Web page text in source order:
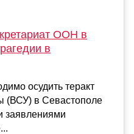
ООН в
в
осудить теракт
(ВСУ) в Севастополе
заявлениями